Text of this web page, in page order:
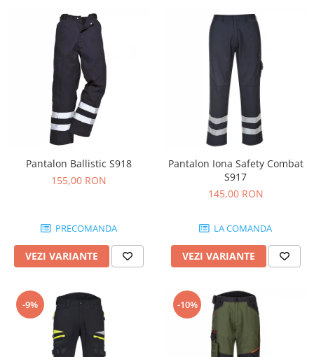
Salopetă cu pieptar
Echipamente de lucru
Combinezoane
Hanorace
Pantaloni
Pantaloni scurţi
Protecţie la pericole
Salopetă cu pieptar
îmbrăcăminte unică folosinţă
Industria Alimentară
Combinezon
Jachete
Pantaloni
Protecţie ignifugă
Pantalon Ballistic S918
155,00 RON
PRECOMANDA
VEZI VARIANTE
Pantalon Iona Safety Combat
S917
145,00 RON
LA COMANDA
VEZI VARIANTE
-9% -10%